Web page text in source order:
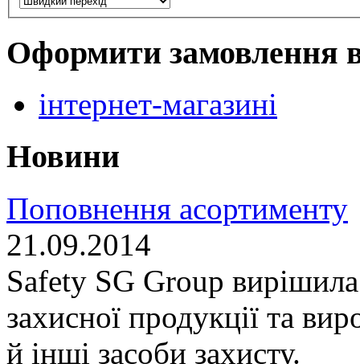
Оформити замовлення
інтернет-магазині
Новини
Поповнення асортименту
21.09.2014
Safety SG Group
захисної продукції та
й інші засоби захисту.